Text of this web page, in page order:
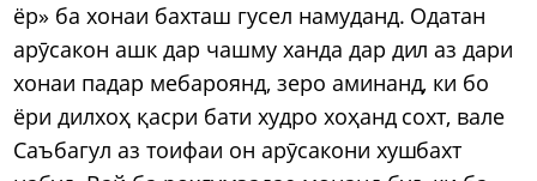
ёр» ба хонаи бахташ гусел намуданд. Одатан
арӯсакон ашк дар чашму ханда дар дил аз дари
хонаи падар мебароянд, зеро аминанд, ки бо
ёри дилхоҳ қасри бати худро хоҳанд сохт, вале
Саъбагул аз тоифаи он арӯсакони хушбахт